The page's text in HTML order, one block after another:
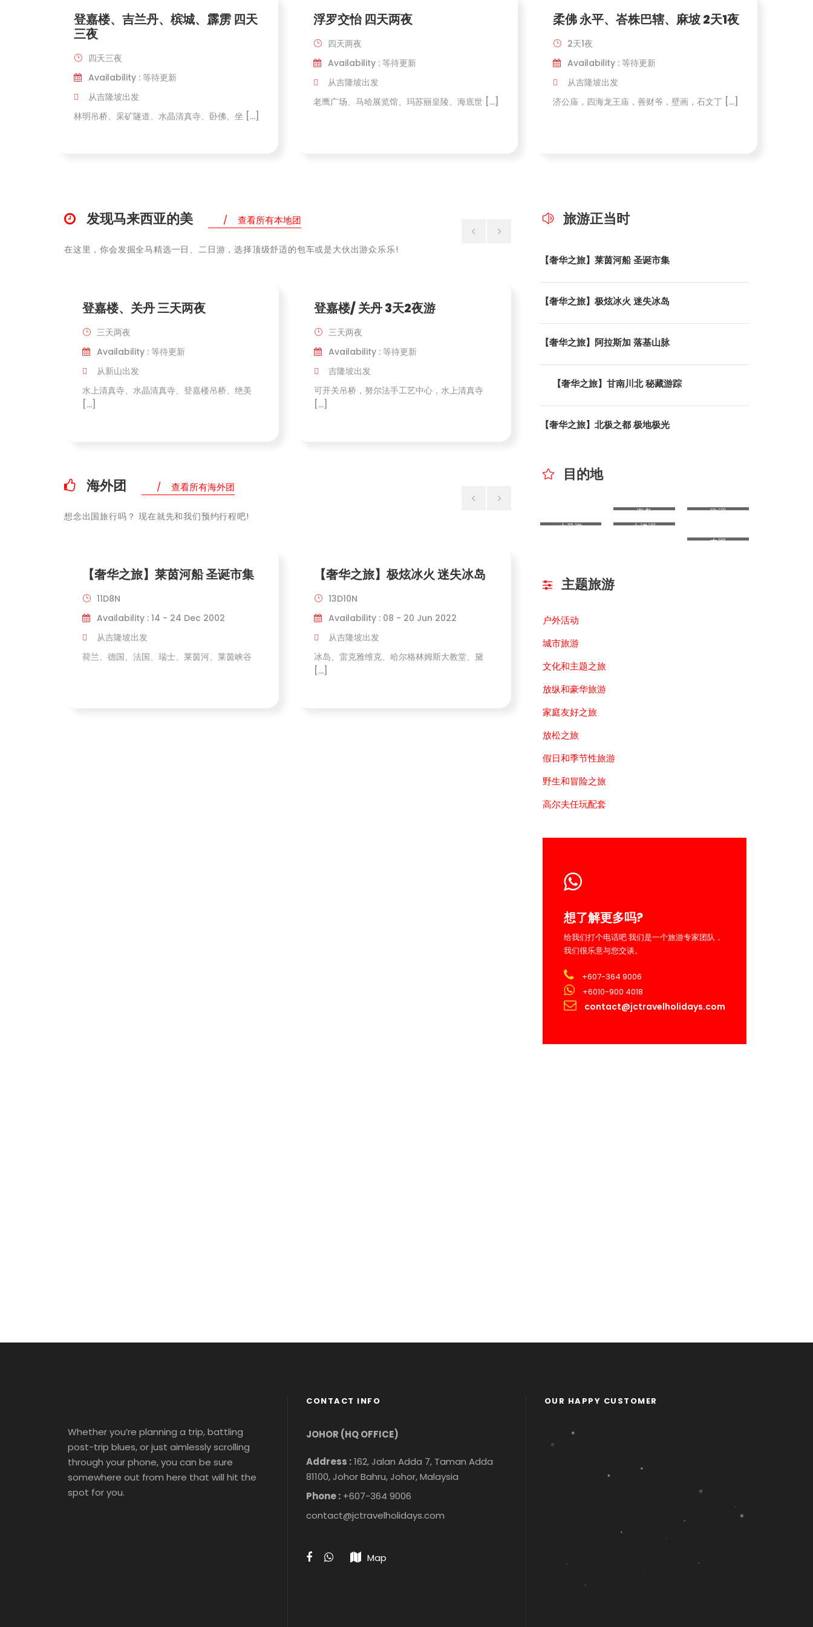
登嘉楼、吉兰丹、槟城、霹雳 四天
三夜
四天三夜
Availability : 等待更新
从吉隆坡出发
林明吊桥、采矿隧道、水晶清真寺、卧佛、坐 […]
浮罗交怡 四天两夜
四天两夜
Availability : 等待更新
从吉隆坡出发
老鹰广场、马哈展览馆、玛苏丽皇陵、海底世 […]
柔佛 永平、峇株巴辖、麻坡 2天1夜
2天1夜
Availability : 等待更新
从吉隆坡出发
济公庙，四海龙王庙，善财爷，壁画，石文丁 […]
发现马来西亚的美 查看所有本地团
在这里，你会发掘全马精选一日、二日游，选择顶级舒适的包车或是大伙出游众乐乐!
登嘉楼、关丹 三天两夜
三天两夜
Availability : 等待更新
从新山出发
水上清真寺、水晶清真寺、登嘉楼吊桥、绝美
[…]
登嘉楼/ 关丹 3天2夜游
三天两夜
Availability : 等待更新
吉隆坡出发
可开关吊桥，努尔法手工艺中心，水上清真寺
[…]
槟城 两天一夜
槟城、乔治市旧街道、邱公司、观音庙、印度
[…]
海外团 查看所有海外团
想念出国旅行吗？ 现在就先和我们预约行程吧!
【奢华之旅】莱茵河船 圣诞市集
11D8N
Availability : 14 - 24 Dec 2002
从吉隆坡出发
荷兰、德国、法国、瑞士、莱茵河、莱茵峡谷
【奢华之旅】极炫冰火 迷失冰岛
13D10N
Availability : 08 - 20 Jun 2022
从吉隆坡出发
冰岛、雷克雅维克、哈尔格林姆斯大教堂、黛
[…]
【奢华之旅】阿拉斯加 落基山脉
Availability : 06 - 23 May 2022
从吉隆坡出发
[…]
旅游正当时
【奢华之旅】莱茵河船 圣诞市集
【奢华之旅】极炫冰火 迷失冰岛
【奢华之旅】阿拉斯加 落基山脉
【奢华之旅】甘南川北 秘藏游踪
【奢华之旅】北极之都 极地极光
目的地
海岛
欧洲
大马游
大洋洲
中国
主题旅游
户外活动
城市旅游
文化和主题之旅
放纵和豪华旅游
家庭友好之旅
放松之旅
假日和季节性旅游
野生和冒险之旅
高尔夫任玩配套
想了解更多吗?
给我们打个电话吧 我们是一个旅游专家团队，
我们很乐意与您交谈。
+607-364 9006
+6010-900 4018
contact@jctravelholidays.com
Whether you’re planning a trip, battling
post-trip blues, or just aimlessly scrolling
through your phone, you can be sure
somewhere out from here that will hit the
spot for you.
CONTACT INFO
JOHOR (HQ OFFICE)
Address :162, Jalan Adda 7, Taman Adda
81100, Johor Bahru, Johor, Malaysia
Phone : +607-364 9006
contact@jctravelholidays.com
Map
OUR HAPPY CUSTOMER